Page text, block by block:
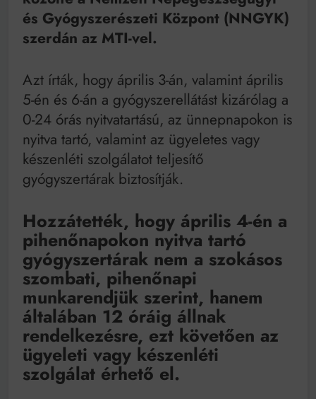
Mindenki a világot akarja uralni – de nem csak a 80-
as években
Bitumenes lapostetők: a bevált technológia akkor
működik, ha jól van felújítva
és Gyógyszerészeti Központ (NNGYK)
szerdán az MTI-vel.
Azt írták, hogy április 3-án, valamint április
5-én és 6-án a gyógyszerellátást kizárólag a
0-24 órás nyitvatartású, az ünnepnapokon is
nyitva tartó, valamint az ügyeletes vagy
készenléti szolgálatot teljesítő
gyógyszertárak biztosítják.
Hozzátették, hogy április 4-én a
pihenőnapokon nyitva tartó
gyógyszertárak nem a szokásos
szombati, pihenőnapi
munkarendjük szerint, hanem
általában 12 óráig állnak
rendelkezésre, ezt követően az
ügyeleti vagy készenléti
szolgálat érhető el.